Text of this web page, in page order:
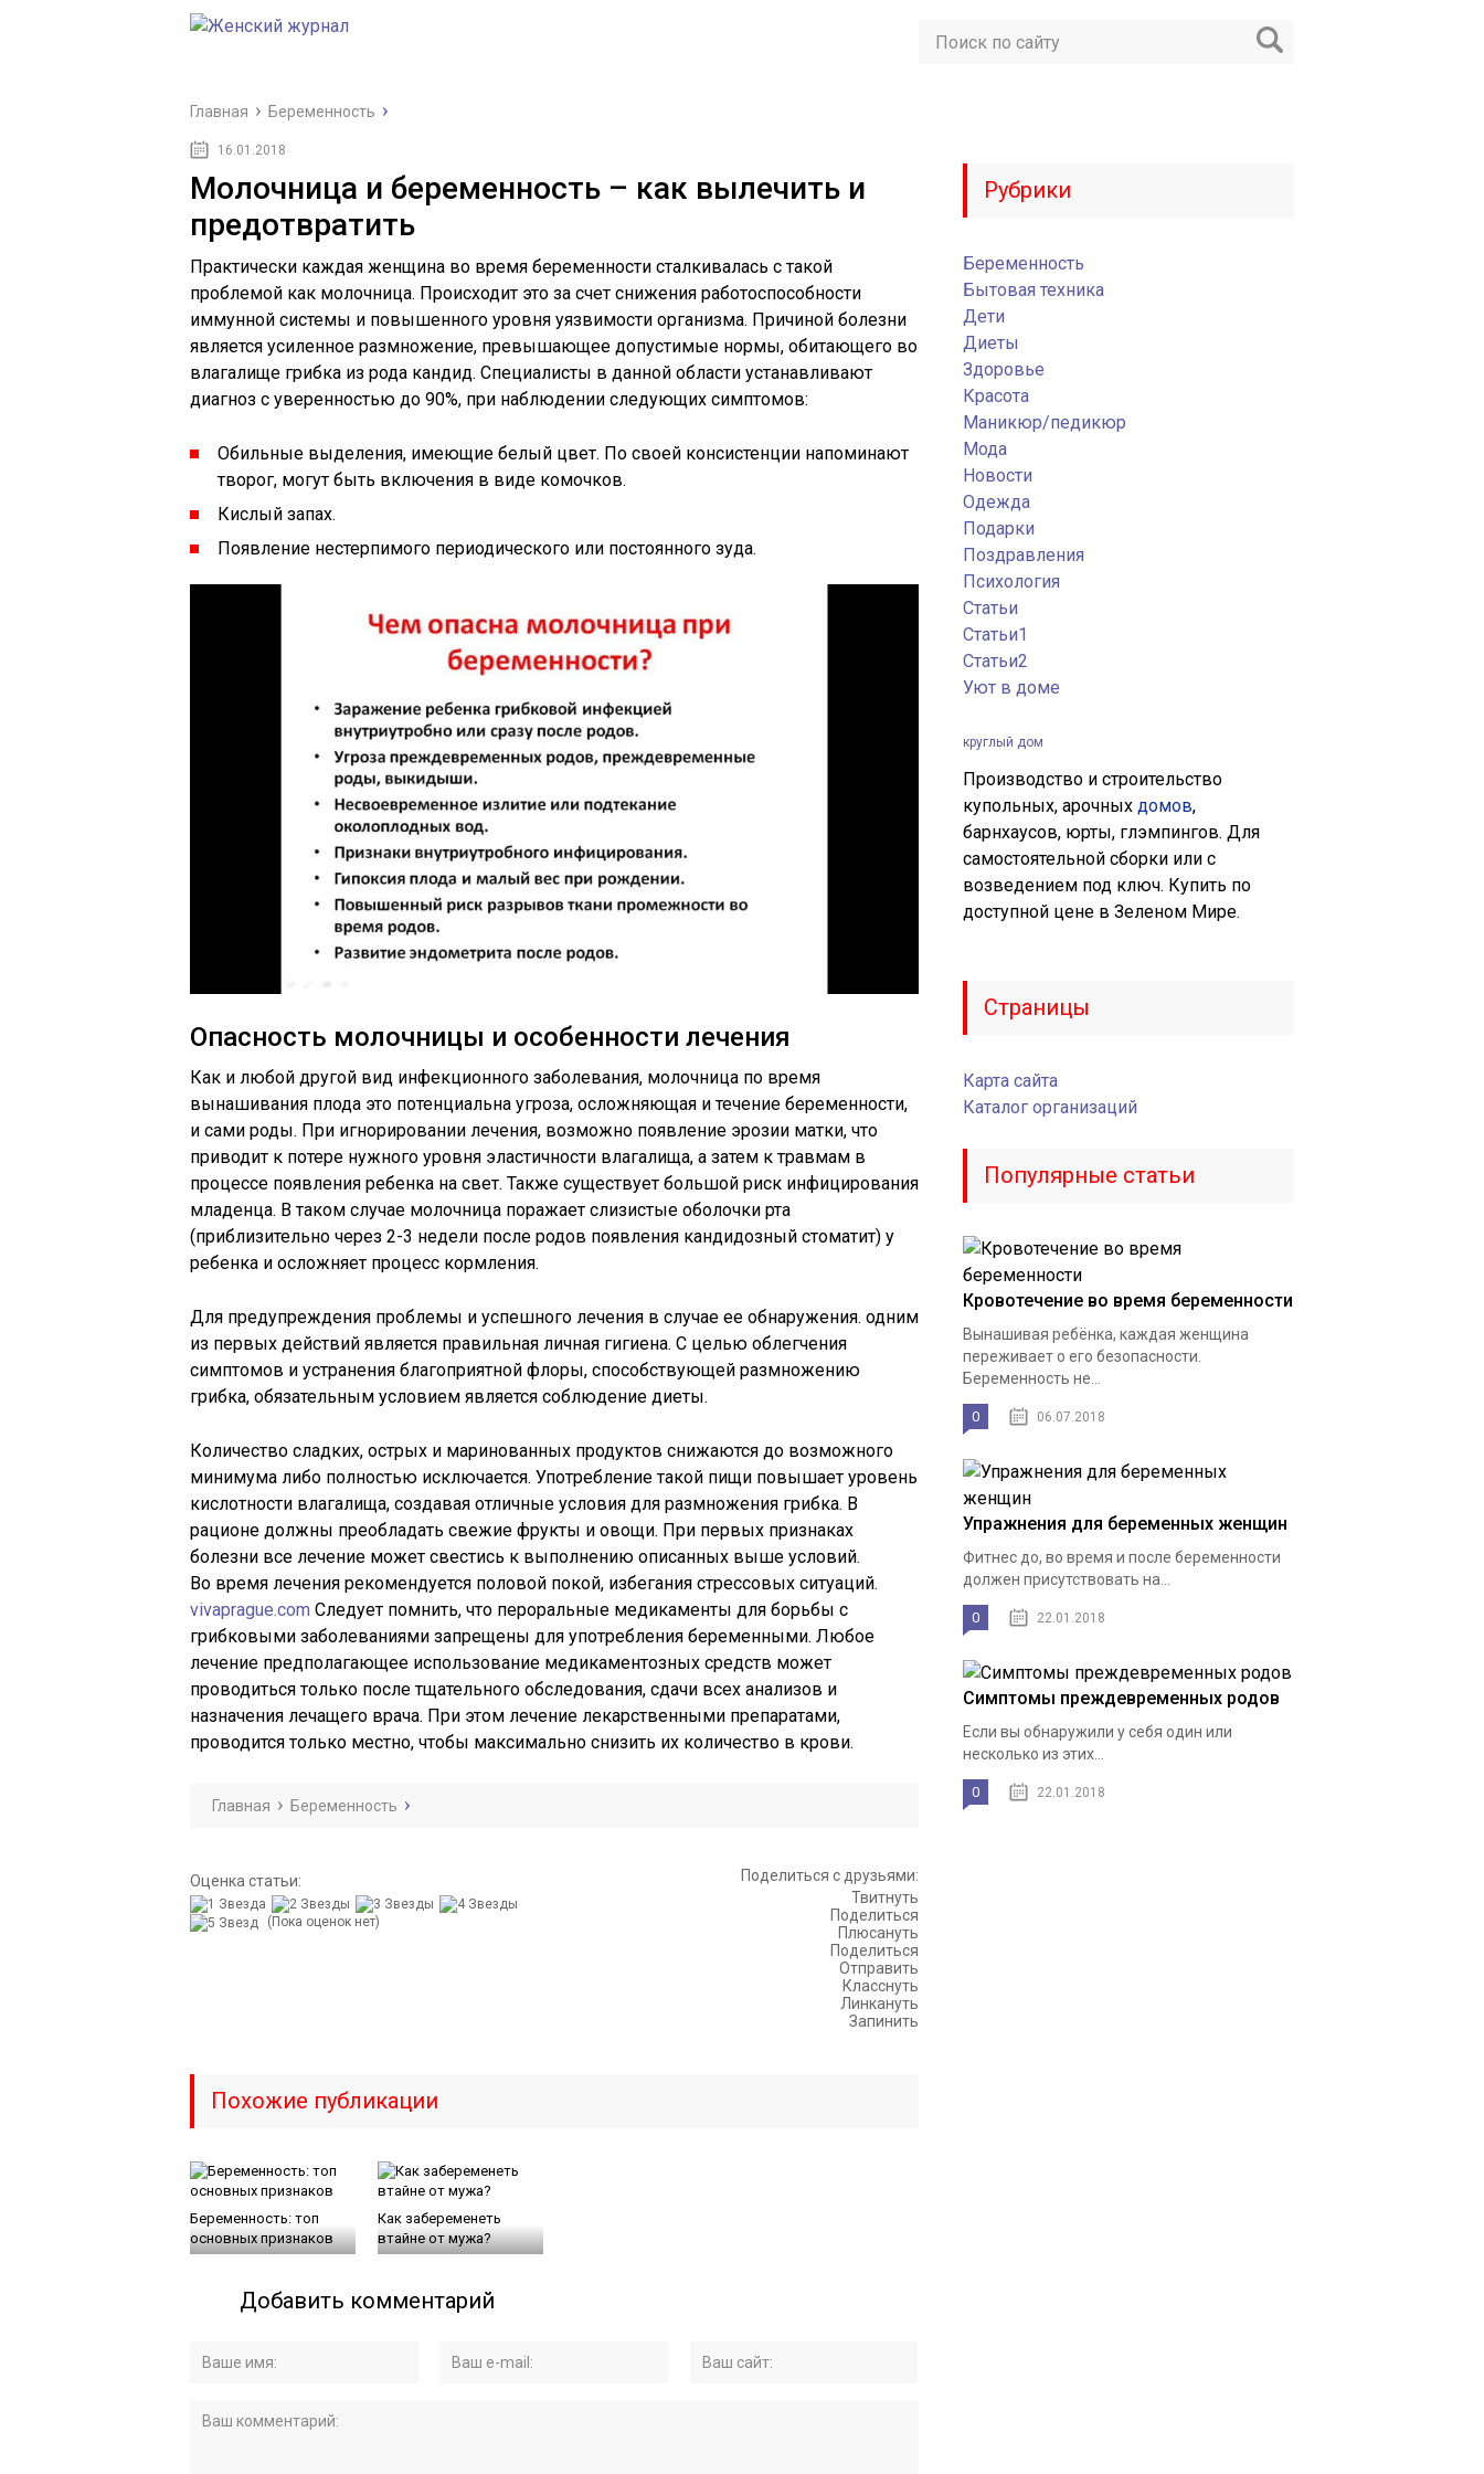
Главная Беременность
16.01.2018
Молочница и беременность – как вылечить и
предотвратить
Практически каждая женщина во время беременности сталкивалась с такой
проблемой как молочница. Происходит это за счет снижения работоспособности
иммунной системы и повышенного уровня уязвимости организма. Причиной болезни
является усиленное размножение, превышающее допустимые нормы, обитающего во
влагалище грибка из рода кандид. Специалисты в данной области устанавливают
диагноз с уверенностью до 90%, при наблюдении следующих симптомов:
Обильные выделения, имеющие белый цвет. По своей консистенции напоминают
творог, могут быть включения в виде комочков.
Кислый запах.
Появление нестерпимого периодического или постоянного зуда.
Опасность молочницы и особенности лечения
Как и любой другой вид инфекционного заболевания, молочница по время
вынашивания плода это потенциальна угроза, осложняющая и течение беременности,
и сами роды. При игнорировании лечения, возможно появление эрозии матки, что
приводит к потере нужного уровня эластичности влагалища, а затем к травмам в
процессе появления ребенка на свет. Также существует большой риск инфицирования
младенца. В таком случае молочница поражает слизистые оболочки рта
(приблизительно через 2-3 недели после родов появления кандидозный стоматит) у
ребенка и осложняет процесс кормления.
Для предупреждения проблемы и успешного лечения в случае ее обнаружения. одним
из первых действий является правильная личная гигиена. С целью облегчения
симптомов и устранения благоприятной флоры, способствующей размножению
грибка, обязательным условием является соблюдение диеты.
Количество сладких, острых и маринованных продуктов снижаются до возможного
минимума либо полностью исключается. Употребление такой пищи повышает уровень
кислотности влагалища, создавая отличные условия для размножения грибка. В
рационе должны преобладать свежие фрукты и овощи. При первых признаках
болезни все лечение может свестись к выполнению описанных выше условий.
Во время лечения рекомендуется половой покой, избегания стрессовых ситуаций.
vivaprague.com Следует помнить, что пероральные медикаменты для борьбы с
грибковыми заболеваниями запрещены для употребления беременными. Любое
лечение предполагающее использование медикаментозных средств может
проводиться только после тщательного обследования, сдачи всех анализов и
назначения лечащего врача. При этом лечение лекарственными препаратами,
проводится только местно, чтобы максимально снизить их количество в крови.
Главная Беременность
Оценка статьи:
(Пока оценок нет)
Поделиться с друзьями:
Твитнуть
Поделиться
Плюсануть
Поделиться
Отправить
Класснуть
Линкануть
Запинить
Похожие публикации
Беременность: топ
основных признаков
Как забеременеть
втайне от мужа?
Добавить комментарий
Рубрики
Беременность
Бытовая техника
Дети
Диеты
Здоровье
Красота
Маникюр/педикюр
Мода
Новости
Одежда
Подарки
Поздравления
Психология
Статьи
Статьи1
Статьи2
Уют в доме
круглый дом
Производство и строительство
купольных, арочных домов,
барнхаусов, юрты, глэмпингов. Для
самостоятельной сборки или с
возведением под ключ. Купить по
доступной цене в Зеленом Мире.
Страницы
Карта сайта
Каталог организаций
Популярные статьи
Кровотечение во время беременности
Вынашивая ребёнка, каждая женщина
переживает о его безопасности.
Беременность не...
0 06.07.2018
Упражнения для беременных женщин
Фитнес до, во время и после беременности
должен присутствовать на...
0 22.01.2018
Симптомы преждевременных родов
Если вы обнаружили у себя один или
несколько из этих...
0 22.01.2018